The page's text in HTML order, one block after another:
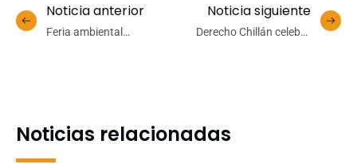
Noticia anterior
Feria ambiental
Noticia siguiente
Derecho Chillán celebra
Noticias relacionadas